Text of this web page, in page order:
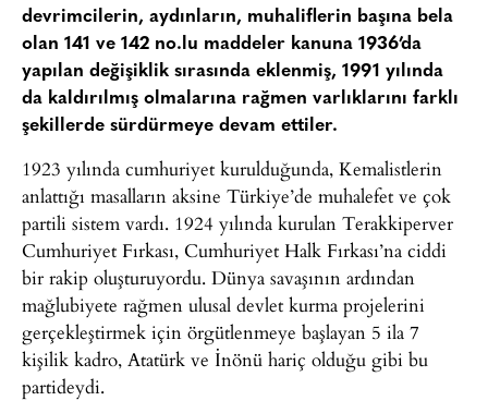
devrimcilerin, aydınların, muhaliflerin başına bela
olan 141 ve 142 no.lu maddeler kanuna 1936’da
yapılan değişiklik sırasında eklenmiş, 1991 yılında
da kaldırılmış olmalarına rağmen varlıklarını farklı
şekillerde sürdürmeye devam ettiler.
1923 yılında cumhuriyet kurulduğunda, Kemalistlerin
anlattığı masalların aksine Türkiye’de muhalefet ve çok
partili sistem vardı. 1924 yılında kurulan Terakkiperver
Cumhuriyet Fırkası, Cumhuriyet Halk Fırkası’na ciddi
bir rakip oluşturuyordu. Dünya savaşının ardından
mağlubiyete rağmen ulusal devlet kurma projelerini
gerçekleştirmek için örgütlenmeye başlayan 5 ila 7
kişilik kadro, Atatürk ve İnönü hariç olduğu gibi bu
partideydi.